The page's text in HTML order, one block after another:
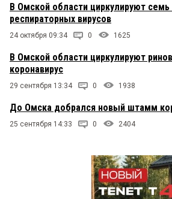
как раз сейчас набирает
больше людей начинают
питания и витаминов.
Кристина 3 апреля 2020 в
Согласна, сейчас важнее
Катя молодец, дальнейших
3 апреля 2020 в 01:16:
С Гербалайф ничего не
В Омской области циркулируют семь
респираторных вирусов
24 октября 09:34 0 1625
В Омской области циркулируют
коронавирус
29 сентября 13:34 0 1938
До Омска добрался новый штамм
25 сентября 14:33 0 2404